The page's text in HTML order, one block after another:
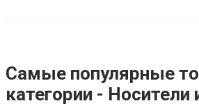
Самые популярные
категории -